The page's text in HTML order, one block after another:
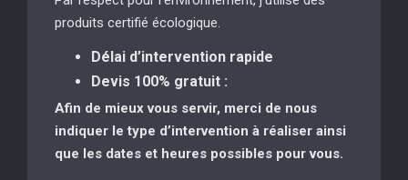
produits certifié écologique.
Délai d’intervention rapide
Devis 100% gratuit :
Afin de mieux vous servir, merci de nous
indiquer le type d’intervention à réaliser ainsi
que les dates et heures possibles pour vous.